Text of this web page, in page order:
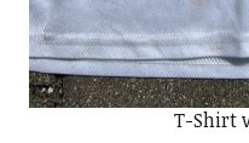
T-Shirt